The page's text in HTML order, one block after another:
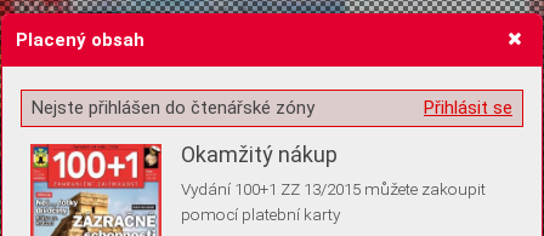
Žádost o souhlas s ukládáním volitelných informací
Placený obsah
Přihlásit se
Nejste přihlášen do čtenářské zóny
Okamžitý nákup
Vydání 100+1 ZZ 13/2015 můžete zakoupit
pomocí platební karty